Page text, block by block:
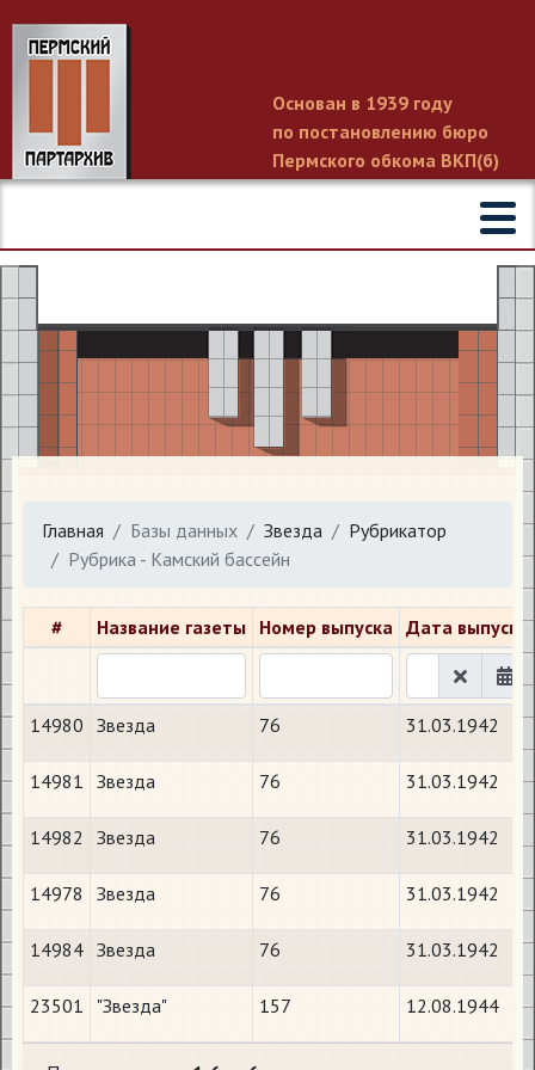
Основан в 1939 году
по постановлению бюро
Пермского обкома ВКП(б)
Главная Базы данных Звезда
Рубрикатор
Рубрика - Камский бассейн
# Название газеты Номер выпуска Дата выпуска
14980 Звезда 76 31.03.1942
14981 Звезда 76 31.03.1942
14982 Звезда 76 31.03.1942
14978 Звезда 76 31.03.1942
14984 Звезда 76 31.03.1942
23501 "Звезда" 157 12.08.1944